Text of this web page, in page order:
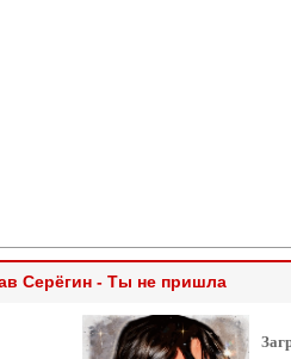
Серёгин - Ты не пришла